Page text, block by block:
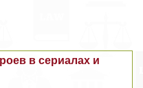
в сериалах и